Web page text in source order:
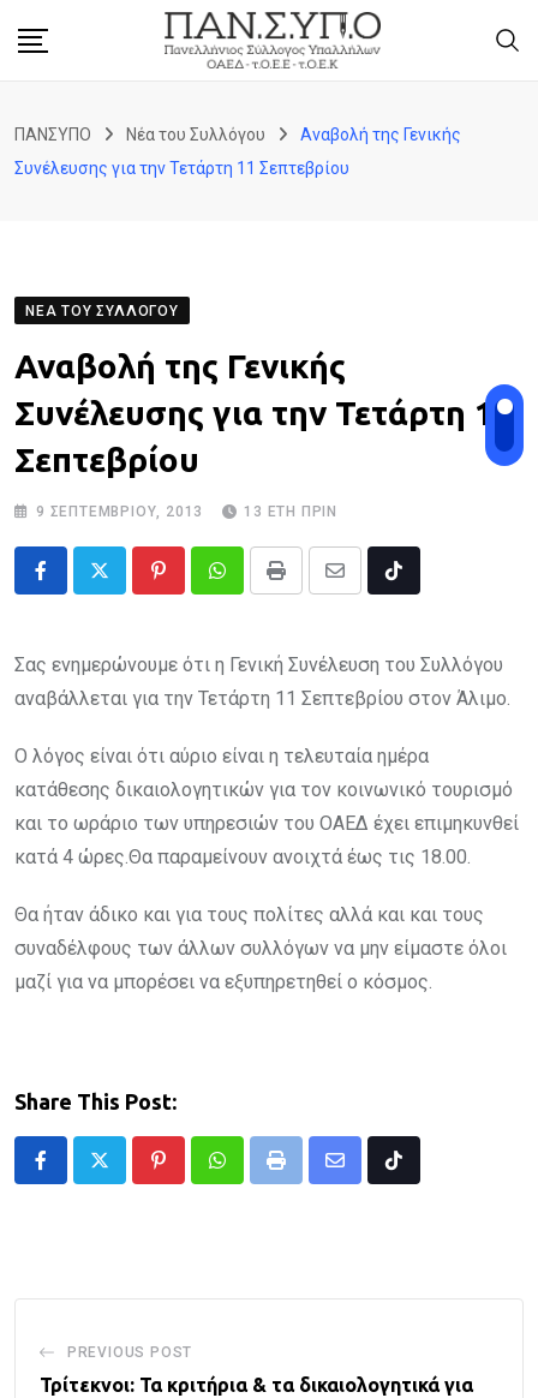
ΠΑΝΣΥΠΟ Νέα του Συλλόγου
Αναβολή της Γενικής
Συνέλευσης για την Τετάρτη 11 Σεπτεβρίου
ΝΈΑ ΤΟΥ ΣΥΛΛΌΓΟΥ
Αναβολή της Γενικής
Συνέλευσης για την Τετάρτη 11
Σεπτεβρίου
9 ΣΕΠΤΕΜΒΡΊΟΥ, 2013 13 ΈΤΗ ΠΡΙΝ
PinterestWhatsappPrint
Share
Tiktok
Σας ενημερώνουμε ότι η Γενική Συνέλευση του Συλλόγου
αναβάλλεται για την Τετάρτη 11 Σεπτεβρίου στον Άλιμο.
Ο λόγος είναι ότι αύριο είναι η τελευταία ημέρα
κατάθεσης δικαιολογητικών για τον κοινωνικό τουρισμό
και το ωράριο των υπηρεσιών του ΟΑΕΔ έχει επιμηκυνθεί
κατά 4 ώρες.Θα παραμείνουν ανοιχτά έως τις 18.00.
Θα ήταν άδικο και για τους πολίτες αλλά και και τους
συναδέλφους των άλλων συλλόγων να μην είμαστε όλοι
μαζί για να μπορέσει να εξυπηρετηθεί ο κόσμος.
Share This Post:
PinterestWhatsappPrint
Share
Tiktok
PREVIOUS POST
Τρίτεκνοι: Τα κριτήρια & τα δικαιολογητικά για